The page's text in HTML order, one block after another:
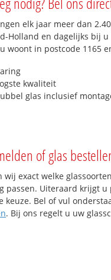
elk jaar meer dan
Holland en dagelijks bij
woont in postcode 1165
kwaliteit
glas inclusief
of glas
wij exact welke
passen. Uiteraard krijgt u
keuze. Bel of vul
. Bij ons regelt u uw